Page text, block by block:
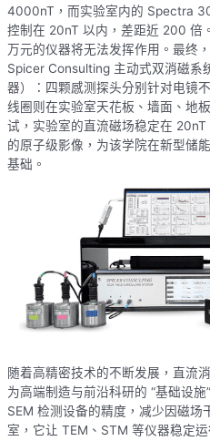
4000nT，而实验室内的 Spectra
控制在 20nT 以内，差距近 200 倍
万元的仪器将无法发挥作用。最终
Spicer Consulting 主动式双消磁系
器）：四颗感测探头分别针对电镜
线圈则在实验室天花板、墙面、地
试，实验室的直流磁场稳定在
的原子级影像，为该学院在新型储
基础。
随着高精密技术的不断发展，直流
为高端制造与前沿科研的 “基础设
SEM 检测设备的精度，减少因磁
室，它让 TEM、STM 等仪器稳定